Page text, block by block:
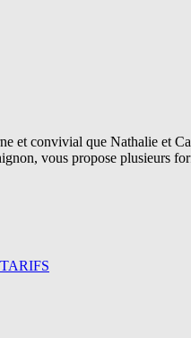
et convivial que Nathalie et
vous propose plusieurs